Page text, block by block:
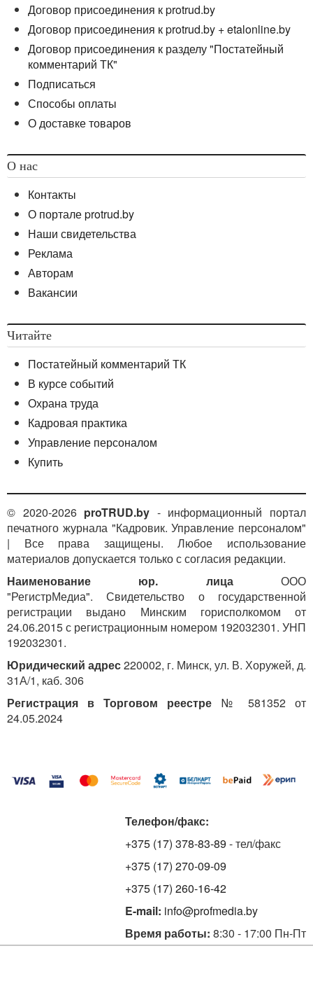
Договор присоединения к protrud.by
Договор присоединения к protrud.by + etalonline.by
Договор присоединения к разделу "Постатейный
комментарий ТК"
Подписаться
Способы оплаты
О доставке товаров
О нас
Контакты
О портале protrud.by
Наши свидетельства
Реклама
Авторам
Вакансии
Читайте
Постатейный комментарий ТК
В курсе событий
Охрана труда
Кадровая практика
Управление персоналом
Купить
© 2020-2026 proTRUD.by - информационный портал
печатного журнала "Кадровик. Управление персоналом"
| Все права защищены. Любое использование
материалов допускается только с согласия редакции.
Наименование юр. лицаООО
"РегистрМедиа". Свидетельство о государственной
регистрации выдано Минским горисполкомом от
24.06.2015 с регистрационным номером 192032301. УНП
192032301.
Юридический адрес220002, г. Минск, ул. В. Хоружей, д.
31А/1, каб. 306
Регистрация в Торговом реестре № 581352 от
24.05.2024
Телефон/факс:
+375 (17) 378-83-89 - тел/факс
+375 (17) 270-09-09
+375 (17) 260-16-42
E-mail: info@profmedia.by
Время работы: 8:30 - 17:00 Пн-Пт